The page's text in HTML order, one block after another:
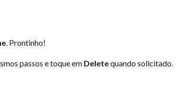
. Prontinho!
passos e toque em Delete quando solicitado.